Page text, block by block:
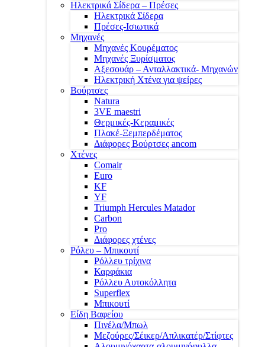
Ηλεκτρικά Σίδερα – Πρέσες
Ηλεκτρικά Σίδερα
Πρέσες-Ισιωτικά
Μηχανές
Μηχανές Κουρέματος
Μηχανές Ξυρίσματος
Αξεσουάρ – Ανταλλακτικά- Μηχανών
Ηλεκτρική Χτένα για ψείρες
Βούρτσες
Natura
3VE maestri
Θερμικές-Κεραμικές
Πλακέ-Ξεμπερδέματος
Διάφορες Βούρτσες ancom
Χτένες
Comair
Euro
KF
YF
Triumph Hercules Matador
Carbon
Pro
Διάφορες χτένες
Ρόλευ – Μπικουτί
Ρόλλευ τρίχινα
Καρφάκια
Ρόλλευ Αυτοκόλλητα
Superflex
Μπικουτί
Είδη Βαφείου
Πινέλα/Μπωλ
Μεζούρες/Σέικερ/Απλικατέρ/Στίφτες